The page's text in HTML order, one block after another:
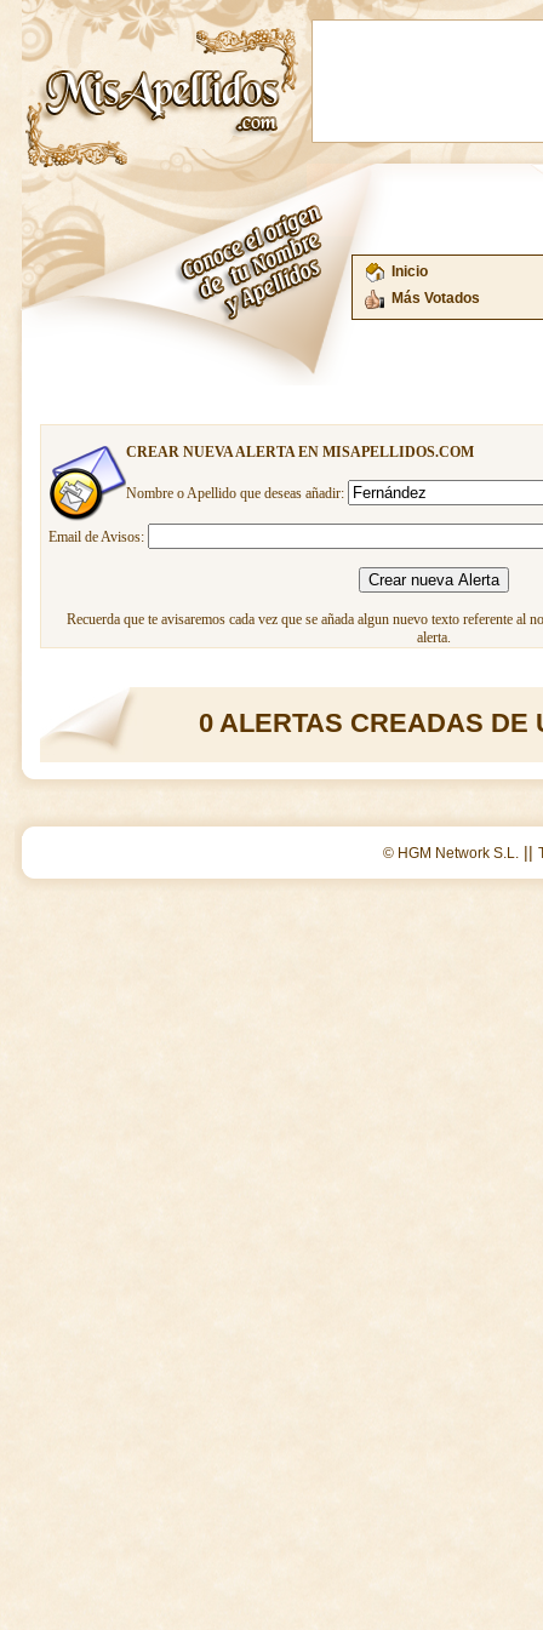
Inicio
Más Votados
CREAR NUEVA ALERTA EN MISAPELLIDOS.COM
Nombre o Apellido que deseas añadir:
Email de Avisos:
Recuerda que te avisaremos cada vez que se añada algun nuevo texto referente al
alerta.
0 ALERTAS CREADAS DE
© HGM Network S.L. ||